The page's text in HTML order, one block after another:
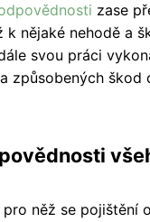
zase
k nějaké nehodě a
svou práci
způsobených škod
něž se pojištění